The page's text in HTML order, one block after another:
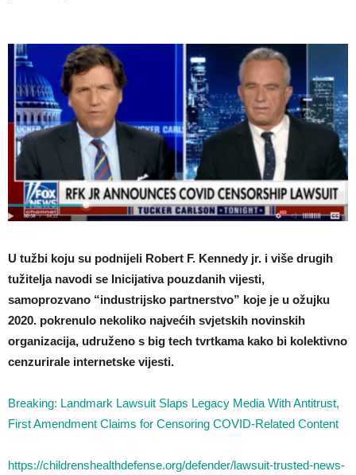
U tužbi koju su podnijeli Robert F. Kennedy jr. i više drugih
tužitelja navodi se Inicijativa pouzdanih vijesti,
samoprozvano “industrijsko partnerstvo” koje je u ožujku
2020. pokrenulo nekoliko najvećih svjetskih novinskih
organizacija, udruženo s big tech tvrtkama kako bi kolektivno
cenzurirale internetske vijesti.
Breaking: Landmark Lawsuit Slaps Legacy Media With Antitrust,
First Amendment Claims for Censoring COVID-Related Content
https://childrenshealthdefense.org/defender/lawsuit-trusted-news-